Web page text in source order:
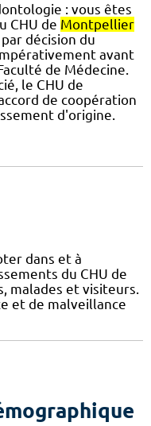
: vous êtes
CHU de Montpellier
décision du
avant
de Médecine.
le CHU de
de coopération
d'origine.
dans et à
du CHU de
malades et visiteurs.
et de malveillance